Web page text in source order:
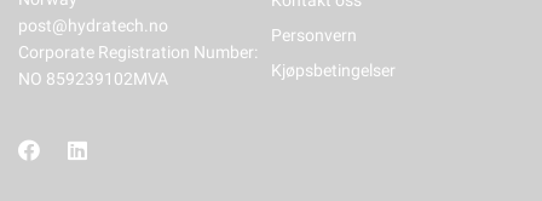
post@hydratech.no
Corporate Registration Number:
NO 859239102MVA
Personvern
Kjøpsbetingelser